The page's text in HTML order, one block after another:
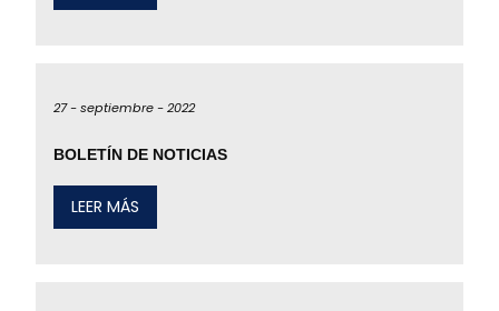
27 -septiembre -2022
BOLETÍN DE NOTICIAS
LEER MÁS